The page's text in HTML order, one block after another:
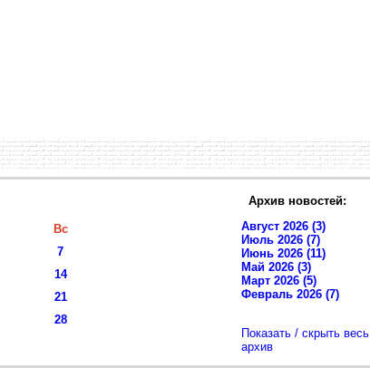
Вс
7
14
21
28
Архив новостей:
Август 2026 (3)
Июль 2026 (7)
Июнь 2026 (11)
Май 2026 (3)
Март 2026 (5)
Февраль 2026 (7)
Показать / скрыть весь
архив